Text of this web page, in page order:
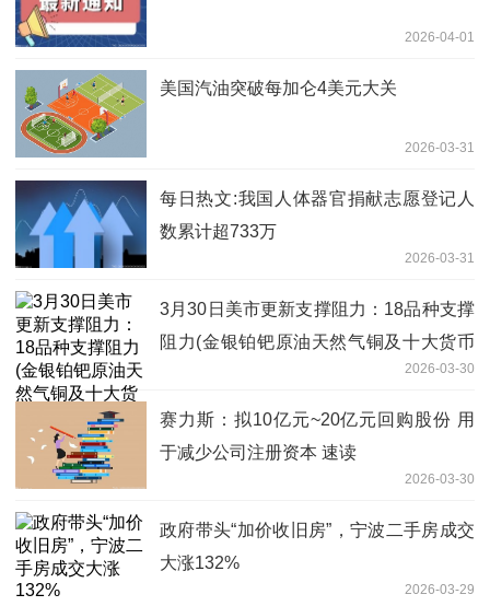
2026-04-01
美国汽油突破每加仑4美元大关
2026-03-31
每日热文:我国人体器官捐献志愿登记人
数累计超733万
2026-03-31
3月30日美市更新支撑阻力：18品种支撑
阻力(金银铂钯原油天然气铜及十大货币
2026-03-30
赛力斯：拟10亿元~20亿元回购股份 用
于减少公司注册资本 速读
2026-03-30
政府带头“加价收旧房”，宁波二手房成交
大涨132%
2026-03-29